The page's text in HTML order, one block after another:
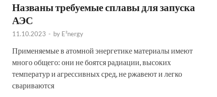
Названы требуемые сплавы для запуска
АЭС
11.10.2023 - by E²nergy
Применяемые в атомной энергетике материалы имеют
много общего: они не боятся радиации, высоких
температур и агрессивных сред, не ржавеют и легко
свариваются